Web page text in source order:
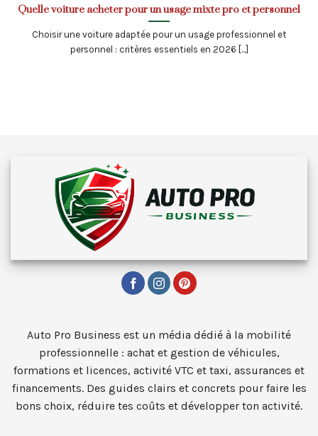
Quelle voiture acheter pour un usage mixte pro et personnel
Choisir une voiture adaptée pour un usage professionnel et
personnel : critères essentiels en 2026 [...]
Auto Pro Business est un média dédié à la mobilité
professionnelle : achat et gestion de véhicules,
formations et licences, activité VTC et taxi, assurances et
financements. Des guides clairs et concrets pour faire les
bons choix, réduire tes coûts et développer ton activité.